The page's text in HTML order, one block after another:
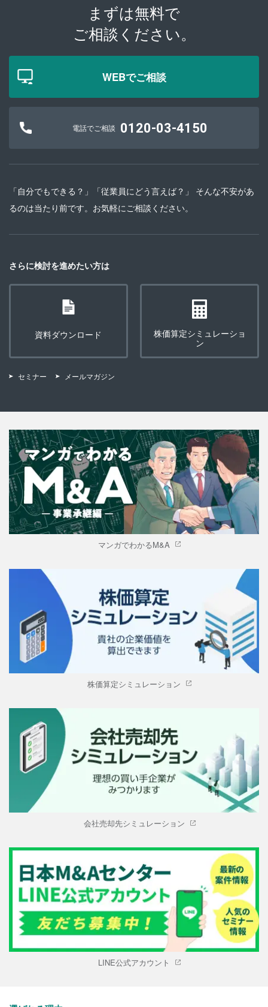
まずは無料で
ご相談ください。
WEBでご相談
電話でご相談 0120-03-4150
「自分でもできる？」「従業員にどう言えば？」 そんな不安があ
るのは当たり前です。お気軽にご相談ください。
さらに検討を進めたい方は
資料ダウンロード
株価算定シミュレーショ
ン
セミナー メールマガジン
マンガでわかるM&A
株価算定シミュレーション
会社売却先シミュレーション
LINE公式アカウント